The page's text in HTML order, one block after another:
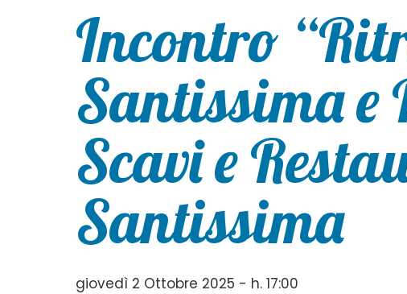
Incontro
Santissima e
Scavi e
Santissima
giovedì 2 Ottobre 2025 - h. 17:00